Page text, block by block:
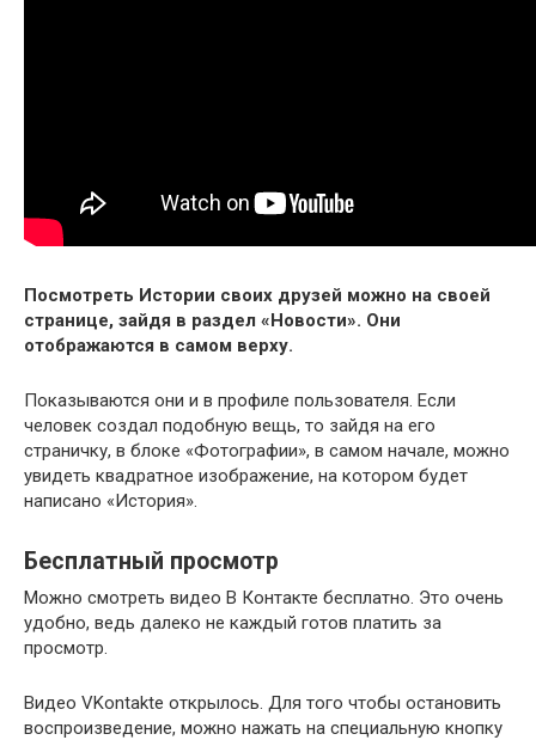
Посмотреть Истории своих друзей можно на своей
странице, зайдя в раздел «Новости». Они
отображаются в самом верху.
Показываются они и в профиле пользователя. Если
человек создал подобную вещь, то зайдя на его
страничку, в блоке «Фотографии», в самом начале, можно
увидеть квадратное изображение, на котором будет
написано «История».
Бесплатный просмотр
Можно смотреть видео В Контакте бесплатно. Это очень
удобно, ведь далеко не каждый готов платить за
просмотр.
Видео VKontakte открылось. Для того чтобы остановить
воспроизведение, можно нажать на специальную кнопку